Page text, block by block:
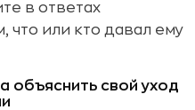
в ответах
что или кто давал ему
объяснить свой уход